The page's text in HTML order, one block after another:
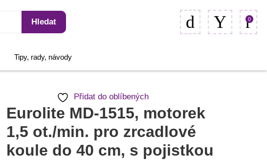
Hledat 0
Tipy, rady, návody
Přidat do oblíbených
Eurolite MD-1515, motorek
1,5 ot./min. pro zrcadlové
koule do 40 cm, s pojistkou